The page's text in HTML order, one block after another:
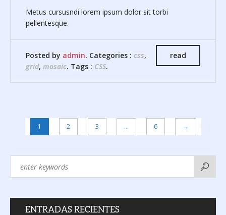
Metus cursusndi lorem ipsum dolor sit torbi
pellentesque.
read
Posted by admin. Categories : css,
grid, mosaic. Tags : CSS.
1 2 3 … 6 →
ENTRADAS RECIENTES